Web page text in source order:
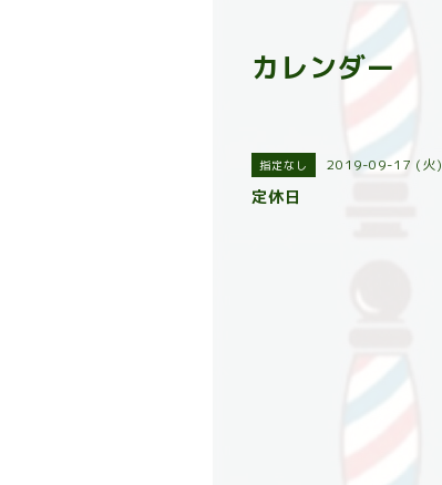
カレンダー
指定なし 2019-09-17 (火)
定休日